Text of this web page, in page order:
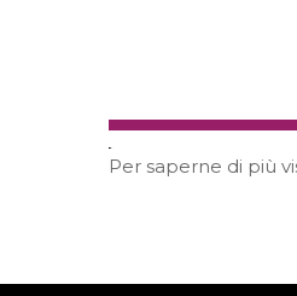
Per saperne di più